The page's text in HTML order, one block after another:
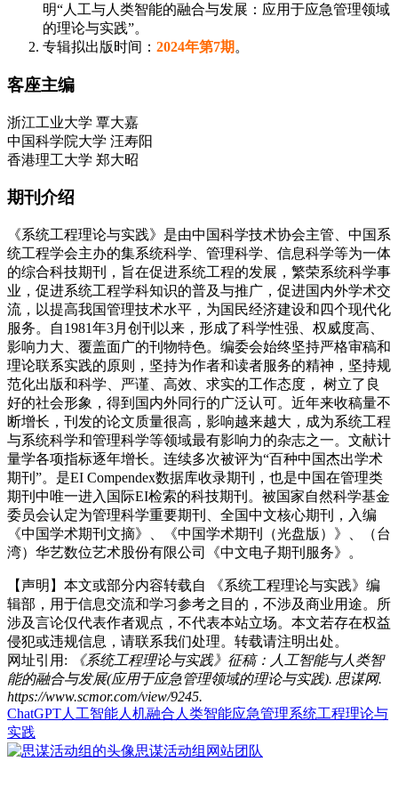
明“人工与人类智能的融合与发展：应用于应急管理领域
的理论与实践”。
专辑拟出版时间： 2024年第7期 。
客座主编
浙江工业大学 覃大嘉
中国科学院大学 汪寿阳
香港理工大学 郑大昭
期刊介绍
《系统工程理论与实践》是由中国科学技术协会主管、中国系
统工程学会主办的集系统科学、管理科学、信息科学等为一体
的综合科技期刊，旨在促进系统工程的发展，繁荣系统科学事
业，促进系统工程学科知识的普及与推广，促进国内外学术交
流，以提高我国管理技术水平，为国民经济建设和四个现代化
服务。自1981年3月创刊以来，形成了科学性强、权威度高、
影响力大、覆盖面广的刊物特色。编委会始终坚持严格审稿和
理论联系实践的原则，坚持为作者和读者服务的精神，坚持规
范化出版和科学、严谨、高效、求实的工作态度， 树立了良
好的社会形象，得到国内外同行的广泛认可。近年来收稿量不
断增长，刊发的论文质量很高，影响越来越大，成为系统工程
与系统科学和管理科学等领域最有影响力的杂志之一。文献计
量学各项指标逐年增长。连续多次被评为“百种中国杰出学术
期刊”。是EI Compendex数据库收录期刊，也是中国在管理类
期刊中唯一进入国际EI检索的科技期刊。被国家自然科学基金
委员会认定为管理科学重要期刊、全国中文核心期刊，入编
《中国学术期刊文摘》、《中国学术期刊（光盘版）》、（台
湾）华艺数位艺术股份有限公司《中文电子期刊服务》。
【声明】本文或部分内容转载自
《系统工程理论与实践》编
辑部 ，用于信息交流和学习参考之目的，不涉及商业用途。所
涉及言论仅代表作者观点，不代表本站立场。本文若存在权益
侵犯或违规信息，请联系我们处理。转载请注明出处。
网址引用:
《系统工程理论与实践》征稿：人工智能与人类智
能的融合与发展(应用于应急管理领域的理论与实践). 思谋网.
https://www.scmor.com/view/9245.
ChatGPT人工智能人机融合 人类智能应急管理系统工程理论与
实践
思谋活动组 网站团队